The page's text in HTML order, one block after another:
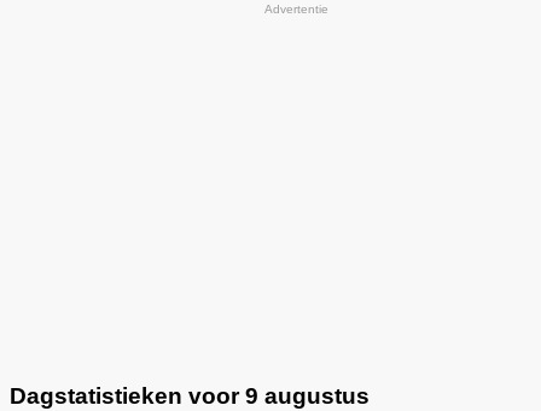
Advertentie
Dagstatistieken voor 9 augustus